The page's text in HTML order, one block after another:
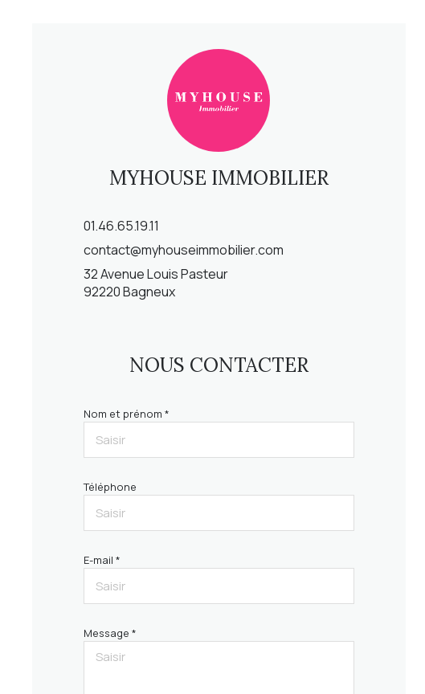
MYHOUSE IMMOBILIER
01.46.65.19.11
contact@myhouseimmobilier.com
32 Avenue Louis Pasteur
92220 Bagneux
NOUS CONTACTER
Nom et prénom *
Téléphone
E-mail *
Message *